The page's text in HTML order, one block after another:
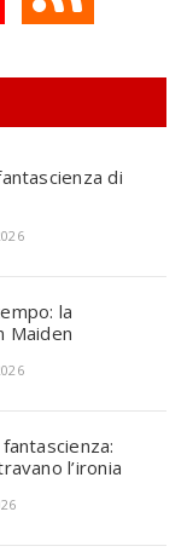
di
la
Maiden
l’ironia